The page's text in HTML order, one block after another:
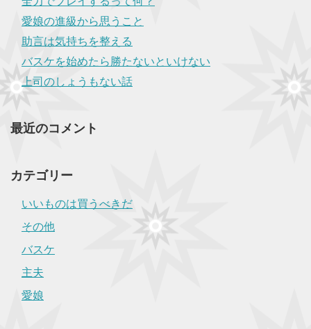
愛娘の進級から思うこと
助言は気持ちを整える
バスケを始めたら勝たないといけない
上司のしょうもない話
最近のコメント
カテゴリー
いいものは買うべきだ
その他
バスケ
主夫
愛娘